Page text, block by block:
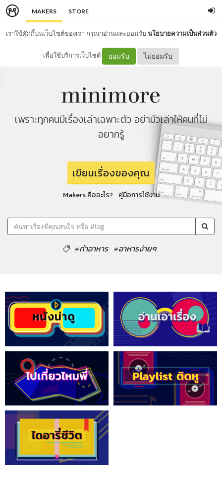
MAKERS STORE
เราใช้คุ๊กกี้บนเว็บไซต์ของเรา กรุณาอ่านและยอมรับนโยบายความเป็นส่วนตัว
เพื่อใช้บริการเว็บไซต์ ยอมรับ ไม่ยอมรับ
เพราะทุกคนมีเรื่องเล่าเฉพาะตัว อย่ามัวเล่าให้คนที่ไม่
อยากรู้
เขียนเรื่องของคุณ
Makers คืออะไร? คู่มือการใช้งาน
#ทำอาหาร #อาหารง่ายๆ